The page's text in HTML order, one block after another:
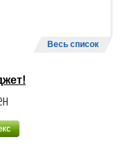
Весь список